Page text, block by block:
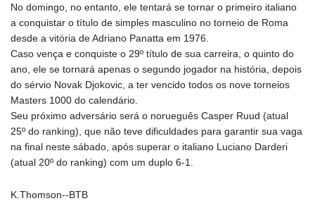
No domingo, no entanto, ele tentará se tornar o primeiro italiano
a conquistar o título de simples masculino no torneio de Roma
desde a vitória de Adriano Panatta em 1976.
Caso vença e conquiste o 29º título de sua carreira, o quinto do
ano, ele se tornará apenas o segundo jogador na história, depois
do sérvio Novak Djokovic, a ter vencido todos os nove torneios
Masters 1000 do calendário.
Seu próximo adversário será o norueguês Casper Ruud (atual
25º do ranking), que não teve dificuldades para garantir sua vaga
na final neste sábado, após superar o italiano Luciano Darderi
(atual 20º do ranking) com um duplo 6-1.
K.Thomson--BTB